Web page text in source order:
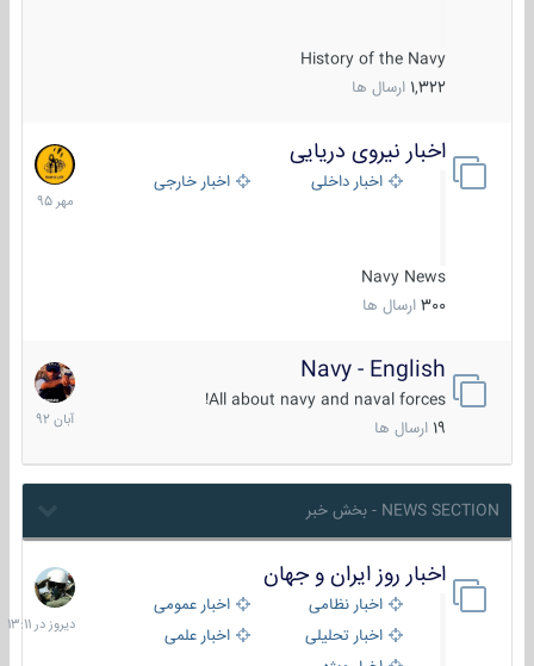
History of the Navy
1,322 ارسال ها
اخبار نیروی دریایی
اخبار داخلی اخبار خارجی
Navy News
300 ارسال ها
27
مهر
1395
Navy - English
All about navy and naval forces!
ارسال ها
22
آبان
1392
NEWS SECTION - بخش خبر
اخبار روز ایران و جهان
اخبار نظامی
اخبار عمومی
اخبار تحلیلی
اخبار علمی
دیروز
در
13:11